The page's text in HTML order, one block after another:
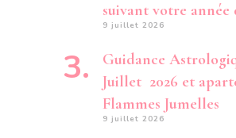
suivant votre année
9 juillet 2026
Guidance
Juillet 2026 et
Flammes Jumelles
9 juillet 2026